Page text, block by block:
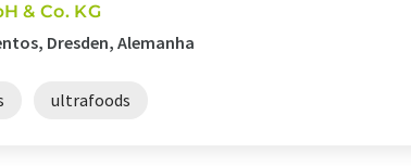
& Co. KG
Dresden, Alemanha
ultrafoods